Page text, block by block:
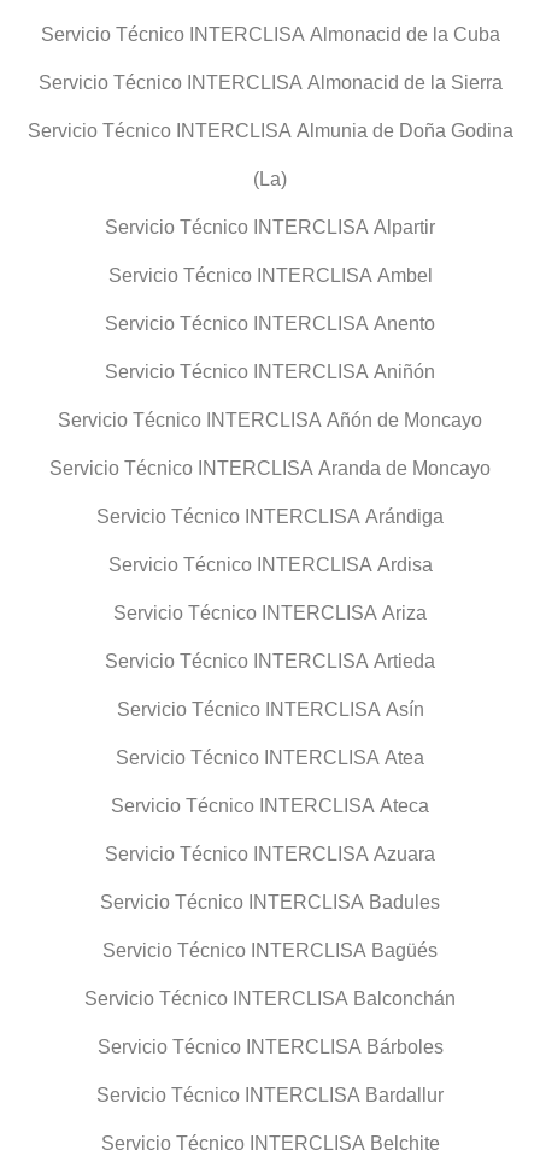
Servicio Técnico INTERCLISA Almonacid de la Cuba
Servicio Técnico INTERCLISA Almonacid de la Sierra
Servicio Técnico INTERCLISA Almunia de Doña Godina
(La)
Servicio Técnico INTERCLISA Alpartir
Servicio Técnico INTERCLISA Ambel
Servicio Técnico INTERCLISA Anento
Servicio Técnico INTERCLISA Aniñón
Servicio Técnico INTERCLISA Añón de Moncayo
Servicio Técnico INTERCLISA Aranda de Moncayo
Servicio Técnico INTERCLISA Arándiga
Servicio Técnico INTERCLISA Ardisa
Servicio Técnico INTERCLISA Ariza
Servicio Técnico INTERCLISA Artieda
Servicio Técnico INTERCLISA Asín
Servicio Técnico INTERCLISA Atea
Servicio Técnico INTERCLISA Ateca
Servicio Técnico INTERCLISA Azuara
Servicio Técnico INTERCLISA Badules
Servicio Técnico INTERCLISA Bagüés
Servicio Técnico INTERCLISA Balconchán
Servicio Técnico INTERCLISA Bárboles
Servicio Técnico INTERCLISA Bardallur
Servicio Técnico INTERCLISA Belchite